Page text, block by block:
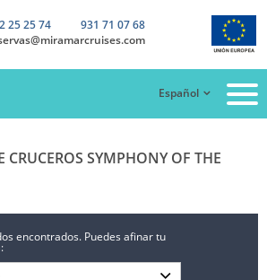
25 25 74
931 71 07 68
Español
CRUCEROS SYMPHONY OF THE
encontrados. Puedes afinar tu